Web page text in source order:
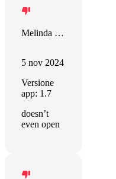
Melinda Humphrey
5 nov 2024
Versione
app: 1.7
doesn’t
even open